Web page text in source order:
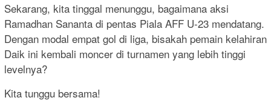
Sekarang, kita tinggal menunggu, bagaimana aksi
Ramadhan Sananta di pentas Piala AFF U-23 mendatang.
Dengan modal empat gol di liga, bisakah pemain kelahiran
Daik ini kembali moncer di turnamen yang lebih tinggi
levelnya?
Kita tunggu bersama!